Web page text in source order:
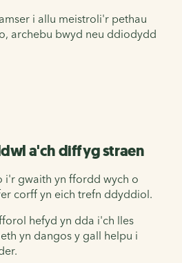
i allu meistroli'r pethau
archebu bwyd neu ddiodydd
a'ch diffyg straen
i'r gwaith yn ffordd wych o
corff yn eich trefn ddyddiol.
hefyd yn dda i'ch lles
yn dangos y gall helpu i